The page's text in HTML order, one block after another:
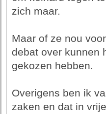
zich maar.
Maar of ze nou
debat over kunnen
gekozen hebben.
Overigens ben ik
zaken en dat in